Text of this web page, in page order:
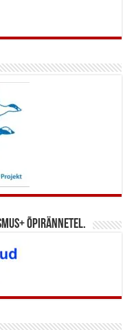
õpirännetel.